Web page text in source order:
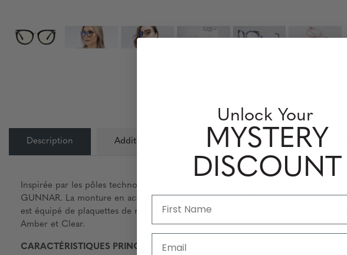
Description Additional Information Information sur les
Inspirée par les pôles technologiques nordiques et faisant partie de notre
GUNNAR. La monture en acétate brillant, offrant un confort tout au long de la
est équipé de plaquettes de nez réglables pour un confort accru et des teintes
Amber et Clear.
CARACTÉRISTIQUES PRINCIPALES
Unlock Your
MYSTERY
DISCOUNT